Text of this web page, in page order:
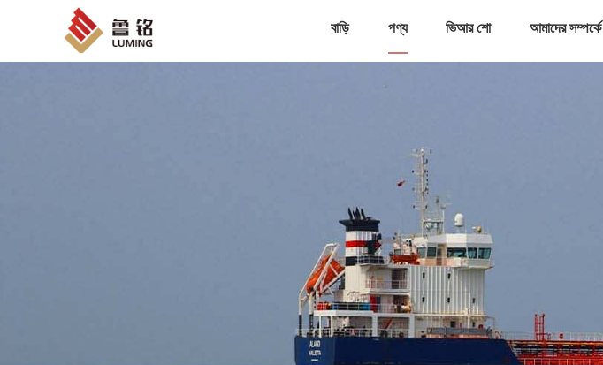
বাড়ি পণ্য ভিআর শো আমাদের সম্পর্কে